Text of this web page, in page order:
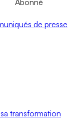
de presse
transformation